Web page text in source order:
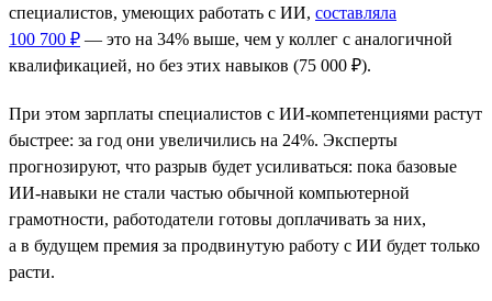
специалистов, умеющих работать с ИИ, составляла
100 700 ₽ — это на 34% выше, чем у коллег с аналогичной
квалификацией, но без этих навыков (75 000 ₽).
При этом зарплаты специалистов с ИИ-компетенциями растут
быстрее: за год они увеличились на 24%. Эксперты
прогнозируют, что разрыв будет усиливаться: пока базовые
ИИ-навыки не стали частью обычной компьютерной
грамотности, работодатели готовы доплачивать за них,
а в будущем премия за продвинутую работу с ИИ будет только
расти.